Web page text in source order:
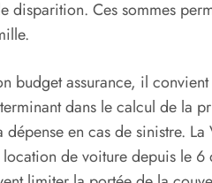
disparition. Ces sommes
budget assurance, il
dans le calcul de la
dépense en cas de sinistre.
de voiture depuis le